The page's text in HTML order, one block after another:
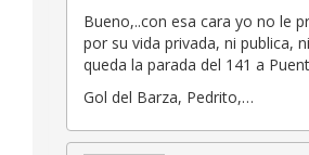
Bueno,..con esa cara yo no le
por su vida privada, ni publica,
queda la parada del 141 a
Gol del Barza, Pedrito,…